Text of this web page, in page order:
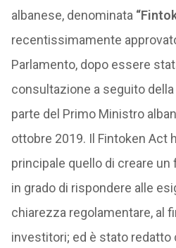
albanese, denominata
recentissimamente
Parlamento, dopo essere
consultazione a seguito
parte del Primo Ministro
ottobre 2019. Il Fintoken Act
principale quello di creare
in grado di rispondere alle
chiarezza regolamentare, al
investitori; ed è stato